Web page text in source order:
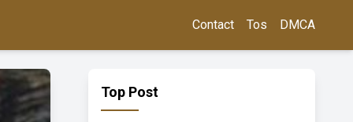
Contact Tos DMCA
Top Post